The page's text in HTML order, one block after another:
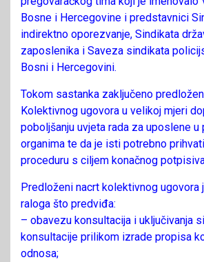
Bosne i Hercegovine i predstavnici
indirektno oporezvanje, Sindikata
zaposlenika i Saveza sindikata
Bosni i Hercegovini.
Tokom sastanka zaključeno
Kolektivnog ugovora u velikoj mjeri
poboljšanju uvjeta rada za uposlene
organima te da je isti potrebno
proceduru s ciljem konačnog
Predloženi nacrt kolektivnog ugovora
raloga što predviđa:
– obavezu konsultacija i uključivanja
konsultacije prilikom izrade propisa
odnosa;